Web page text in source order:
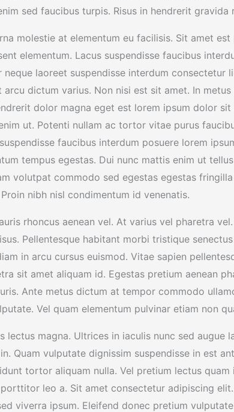
sed faucibus turpis. Risus in hendrerit gravida
molestie at elementum eu facilisis. Sit amet est
elementum. Lacus suspendisse faucibus
laoreet suspendisse interdum consectetur
dictum varius. Non nisi est sit amet. In
dolor magna eget est lorem ipsum dolor sit
ut. Potenti nullam ac tortor vitae purus
faucibus interdum posuere lorem
tempus egestas. Dui nunc mattis enim ut
volutpat commodo sed egestas egestas fringilla
nibh nisl condimentum id venenatis.
rhoncus aenean vel. At varius vel pharetra
Pellentesque habitant morbi tristique
in arcu cursus euismod. Vitae sapien
sit amet aliquam id. Egestas pretium aenean
Ante metus dictum at tempor commodo
Vel quam elementum pulvinar etiam non
lectus magna. Ultrices in iaculis nunc sed augue
Quam vulputate dignissim suspendisse in est
tortor aliquam nulla. Vel pretium lectus quam
leo a. Sit amet consectetur adipiscing
viverra ipsum. Eleifend donec pretium